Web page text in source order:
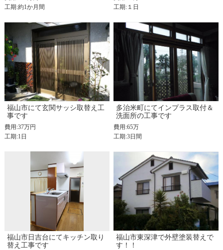
工期:約1か月間
工期:１日
福山市にて玄関サッシ取替え工
事です
費用:37万円
工期:1日
多治米町にてインプラス取付＆
洗面所の工事です
費用:65万
工期:3日間
福山市日吉台にてキッチン取り
替え工事です
福山市東深津で外壁塗装替えで
す！！